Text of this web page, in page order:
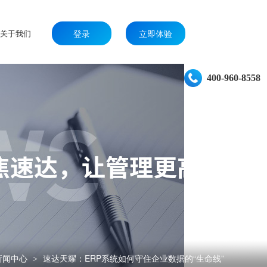
关于我们 登录 立即体验
400-960-8558
闻中心 > 速达天耀：ERP系统如何守住企业数据的“生命线”